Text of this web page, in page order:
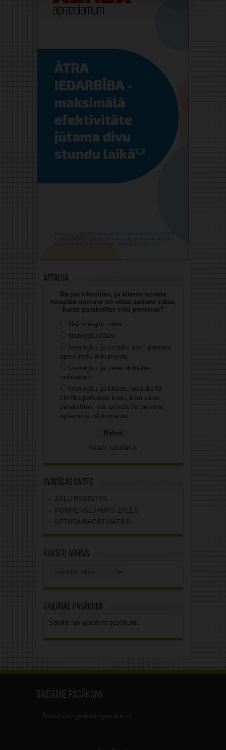
Aptauja
Kā jūs rīkosities, ja klients uzrāda
receptes numuru un vēlas saņemt zāles,
kuras parakstītas citai personai?
Neizsniegšu zāles.
Izsniegšu zāles.
Izsniegšu, ja uzrādīs savu personu
apliecinošu dokumentu.
Izsniegšu, ja zāles domātas
radiniekam.
Izsniegšu, ja klients nosauks tā
cilvēka personas kodu, kam zāles
parakstītas, vai uzrādīs šo personu
apliecinošu dokumentu.
Skatīt rezultātus
Svarīgas saites
ZĀĻU REĢISTRS
KOMPENSĒJAMĀS ZĀLES
UZTURA BAGĀTINĀTĀJI
Rakstu arhīvs
Gaidāmie pasākumi
Šobrīd nav gaidāmo pasākumi.
Gaidāmie pasākumi
Šobrīd nav gaidāmo pasākumi.